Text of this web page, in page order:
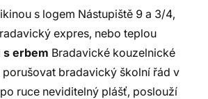
s logem Nástupiště 9 a 3/4,
expres, nebo teplou
s erbem Bradavické kouzelnické
bradavický školní řád v
ruce neviditelný plášť, poslouží